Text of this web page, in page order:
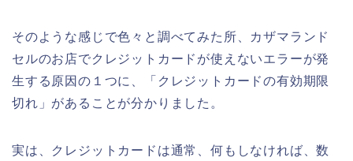
そのような感じで色々と調べてみた所、カザマランド
セルのお店でクレジットカードが使えないエラーが発
生する原因の１つに、「クレジットカードの有効期限
切れ」があることが分かりました。
実は、クレジットカードは通常、何もしなければ、数